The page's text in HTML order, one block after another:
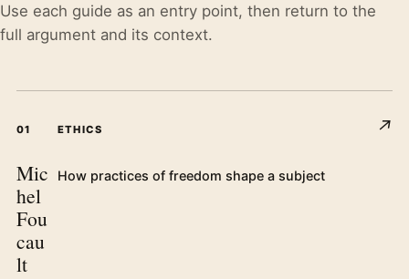
Use each guide as an entry point, then return to the
full argument and its context.
01 ETHICS
Mic
hel
Fou
cau
lt
How practices of freedom shape a subject
↗